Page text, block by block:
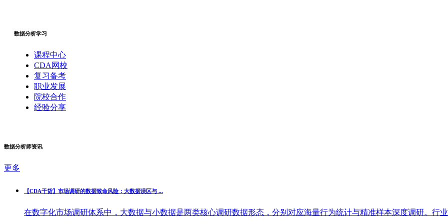
数据分析学习
课程中心
CDA网校
复习备考
职业发展
院校合作
经验分享
数据分析师资讯
更多
【CDA干货】市场调研的数据致命风险：大数据误区与 ...
在数字化市场调研体系中，大数据与小数据是两类核心调研数据形态，分别对应海量行为统计与精准样本深度调研。行